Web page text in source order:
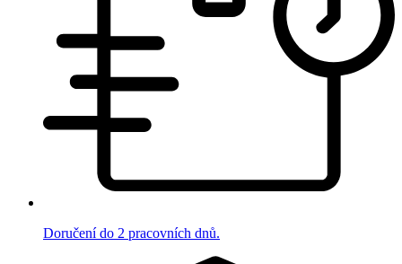
Doručení do 2 pracovních dnů.